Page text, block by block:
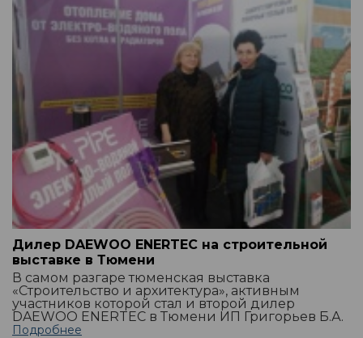
Дилер DAEWOO ENERTEC на строительной
выставке в Тюмени
В самом разгаре тюменская выставка
«Строительство и архитектура», активным
участников которой стал и второй дилер
DAEWOO ENERTEC в Тюмени ИП Григорьев Б.А.
Подробнее